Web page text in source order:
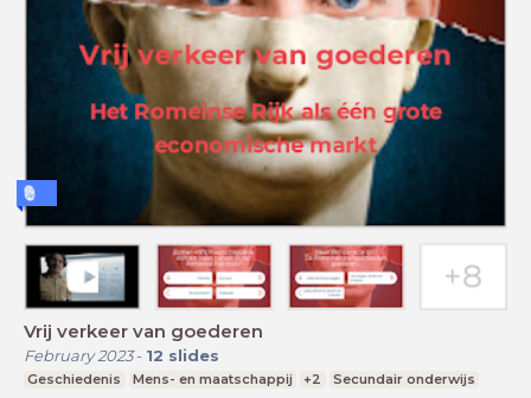
Vrij verkeer van goederen
February 2023- 12 slides
Geschiedenis Mens- en maatschappij +2 Secundair onderwijs